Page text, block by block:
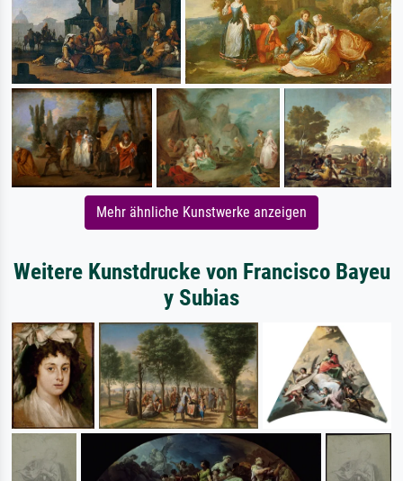
Mehr ähnliche Kunstwerke anzeigen
Weitere Kunstdrucke von Francisco Bayeu
y Subias